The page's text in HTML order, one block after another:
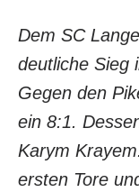
Kontakt
Mitglieder
Anmeldung
Dem SC
deutliche Sieg
Gegen den
ein 8:1.
Karym
ersten Tore